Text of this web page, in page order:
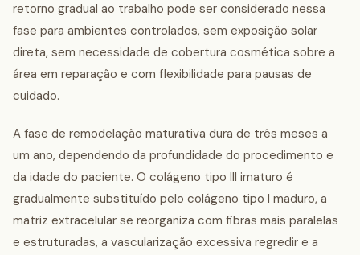
retorno gradual ao trabalho pode ser considerado nessa
fase para ambientes controlados, sem exposição solar
direta, sem necessidade de cobertura cosmética sobre a
área em reparação e com flexibilidade para pausas de
cuidado.
A fase de remodelação maturativa dura de três meses a
um ano, dependendo da profundidade do procedimento e
da idade do paciente. O colágeno tipo III imaturo é
gradualmente substituído pelo colágeno tipo I maduro, a
matriz extracelular se reorganiza com fibras mais paralelas
e estruturadas, a vascularização excessiva regredir e a